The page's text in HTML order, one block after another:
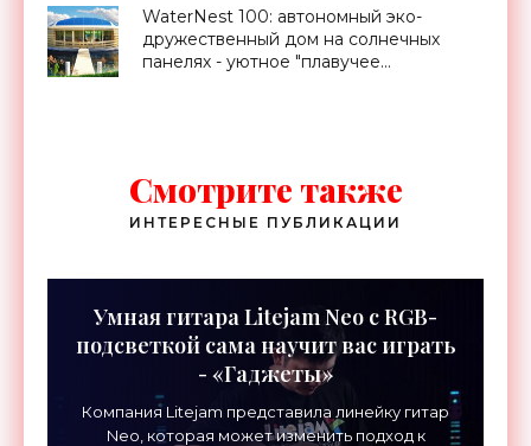
WaterNest 100: автономный эко-
дружественный дом на солнечных
панелях - уютное "плавучее
Смотрите также
ИНТЕРЕСНЫЕ ПУБЛИКАЦИИ
Умная гитара Litejam Neo с RGB-
подсветкой сама научит вас играть
- «Гаджеты»
Компания Litejam представила линейку гитар
Neo, которая может изменить подход к